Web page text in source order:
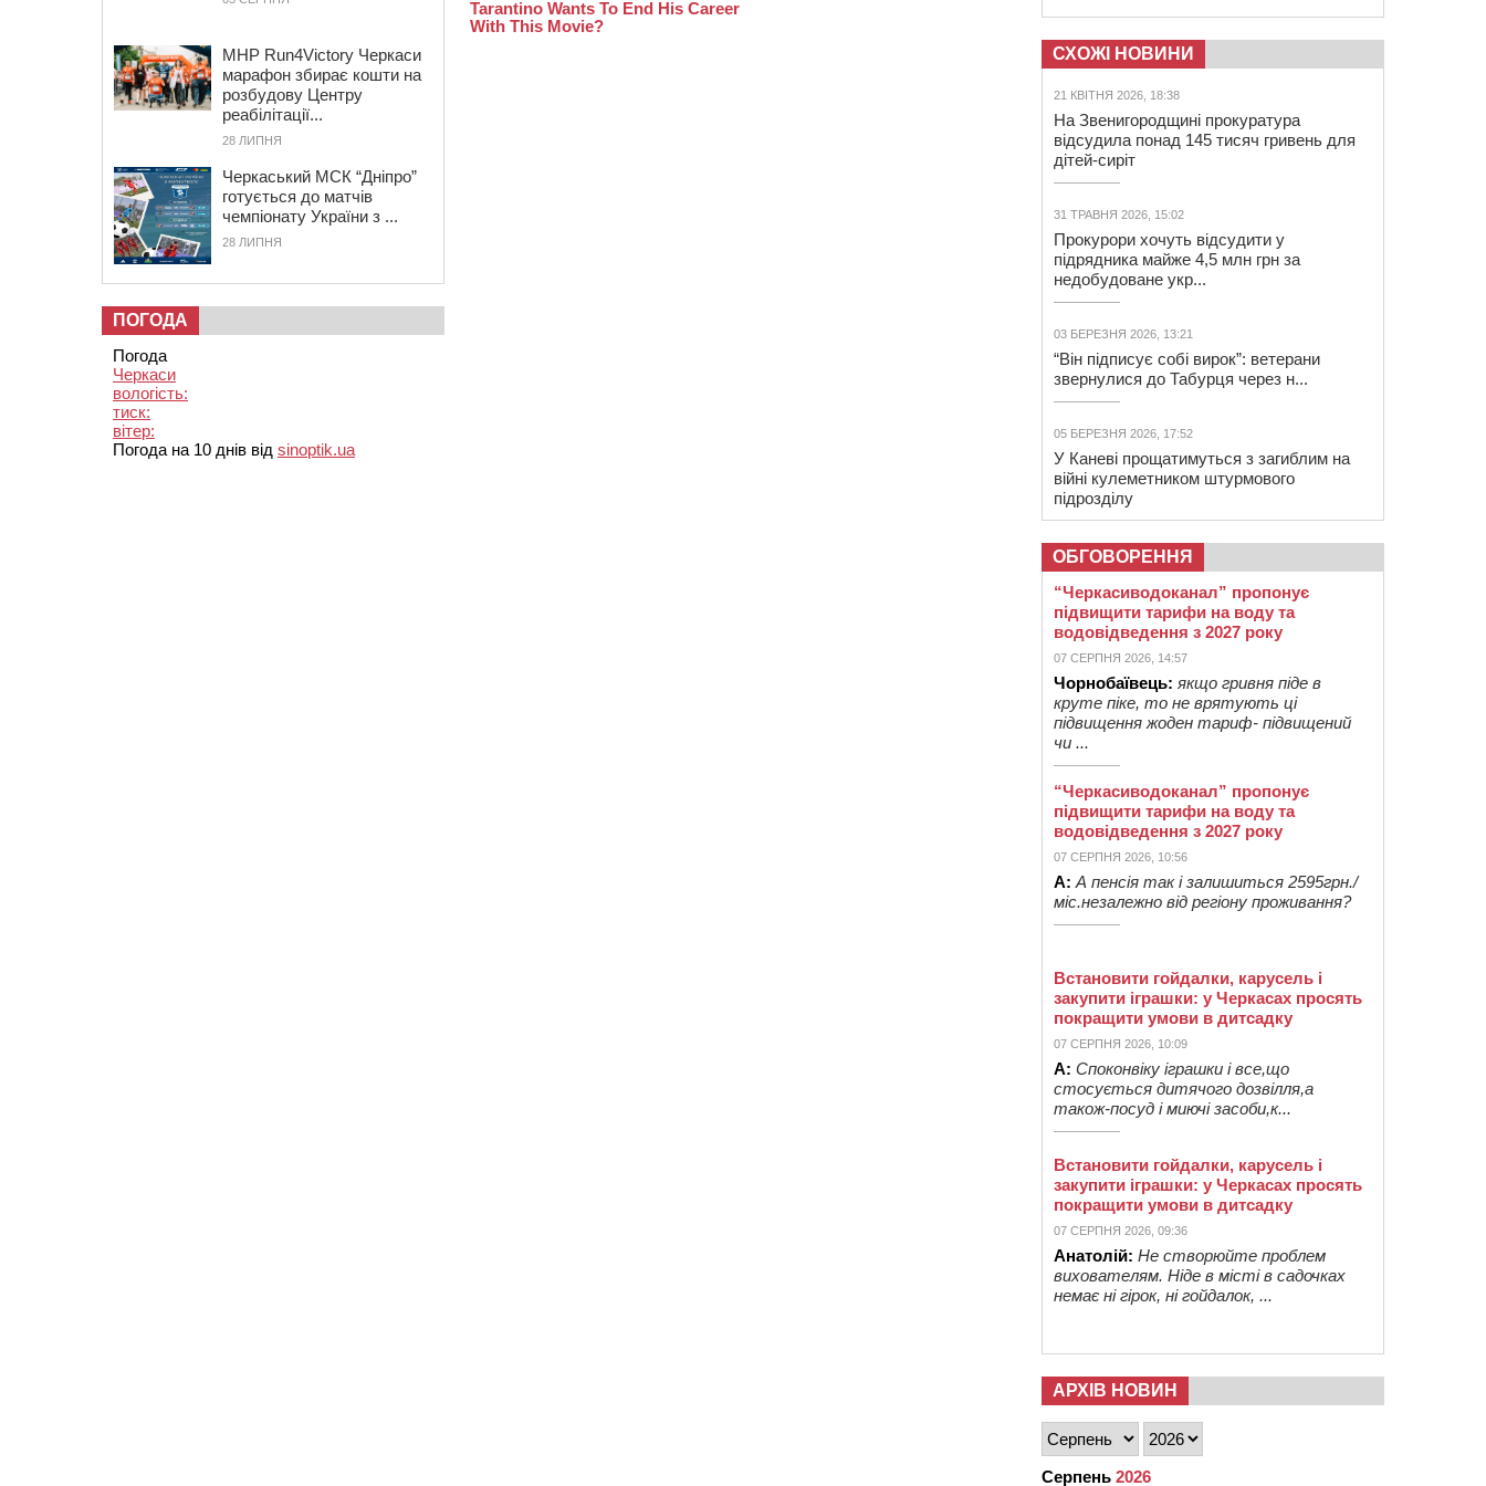
MHP Run4Victory Черкаси
марафон збирає кошти на
розбудову Центру
реабілітації...
28 ЛИПНЯ
Черкаський МСК “Дніпро”
готується до матчів
чемпіонату України з ...
28 ЛИПНЯ
ПОГОДА
Погода
Черкаси
вологість:
тиск:
вітер:
Погода на 10 днів від sinoptik.ua
СХОЖІ НОВИНИ
21 КВІТНЯ 2026, 18:38
На Звенигородщині прокуратура
відсудила понад 145 тисяч гривень для
дітей-сиріт
31 ТРАВНЯ 2026, 15:02
Прокурори хочуть відсудити у
підрядника майже 4,5 млн грн за
недобудоване укр...
03 БЕРЕЗНЯ 2026, 13:21
“Він підписує собі вирок”: ветерани
звернулися до Табурця через н...
05 БЕРЕЗНЯ 2026, 17:52
У Каневі прощатимуться з загиблим на
війні кулеметником штурмового
підрозділу
ОБГОВОРЕННЯ
“Черкасиводоканал” пропонує
підвищити тарифи на воду та
водовідведення з 2027 року
07 СЕРПНЯ 2026, 14:57
Чорнобаївець: якщо гривня піде в
круте піке, то не врятують ці
підвищення жоден тариф- підвищений
чи ...
“Черкасиводоканал” пропонує
підвищити тарифи на воду та
водовідведення з 2027 року
07 СЕРПНЯ 2026, 10:56
А: А пенсія так і залишиться 2595грн./
міс.незалежно від регіону проживання?
Встановити гойдалки, карусель і
закупити іграшки: у Черкасах просять
покращити умови в дитсадку
07 СЕРПНЯ 2026, 10:09
А: Споконвіку іграшки і все,що
стосується дитячого дозвілля,а
також-посуд і миючі засоби,к...
Встановити гойдалки, карусель і
закупити іграшки: у Черкасах просять
покращити умови в дитсадку
07 СЕРПНЯ 2026, 09:36
Анатолій: Не створюйте проблем
вихователям. Ніде в місті в садочках
немає ні гірок, ні гойдалок, ...
АРХІВ НОВИН
Серпень 2026